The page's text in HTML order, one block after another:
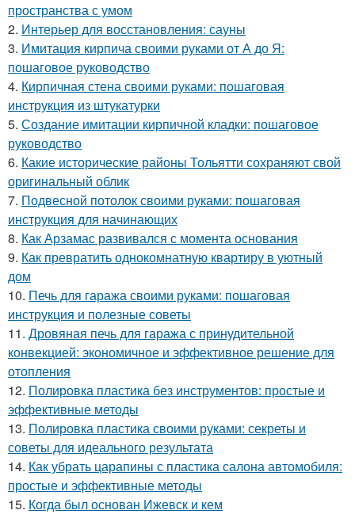
пространства с умом
2. Интерьер для восстановления: сауны
3. Имитация кирпича своими руками от А до Я:
пошаговое руководство
4. Кирпичная стена своими руками: пошаговая
инструкция из штукатурки
5. Создание имитации кирпичной кладки: пошаговое
руководство
6. Какие исторические районы Тольятти сохраняют свой
оригинальный облик
7. Подвесной потолок своими руками: пошаговая
инструкция для начинающих
8. Как Арзамас развивался с момента основания
9. Как превратить однокомнатную квартиру в уютный
дом
10. Печь для гаража своими руками: пошаговая
инструкция и полезные советы
11. Дровяная печь для гаража с принудительной
конвекцией: экономичное и эффективное решение для
отопления
12. Полировка пластика без инструментов: простые и
эффективные методы
13. Полировка пластика своими руками: секреты и
советы для идеального результата
14. Как убрать царапины с пластика салона автомобиля:
простые и эффективные методы
15. Когда был основан Ижевск и кем